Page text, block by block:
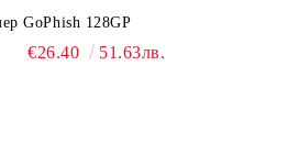
GoPhish 128GP
€26.40 51.63лв.